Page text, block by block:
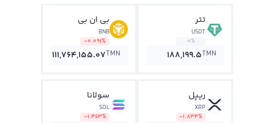
تتر
USDT
0%
188,199.5TMN
بی ان بی
BNB
-0.091%
111,764,155.07TMN
ریپل
XRP
-1.834%
سولانا
SOL
-1.463%